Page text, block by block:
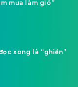
mưa làm gió”
xong là “ghiền”